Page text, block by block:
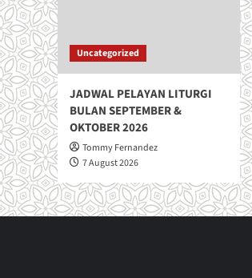
Uncategorized
JADWAL PELAYAN LITURGI
BULAN SEPTEMBER &
OKTOBER 2026
Tommy Fernandez
7 August 2026